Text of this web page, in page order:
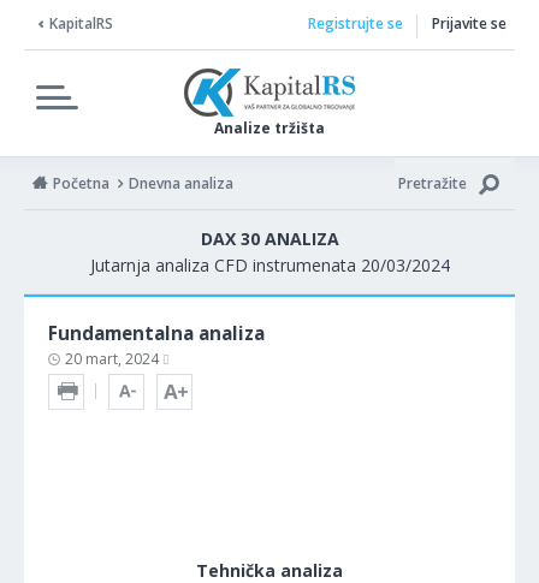
KapitalRS
Analize tržišta
Registrujte se Prijavite se
Početna Dnevna analiza Pretražite
DAX 30 ANALIZA
Jutarnja analiza CFD instrumenata 20/03/2024
Fundamentalna analiza
20 mart, 2024
Tehnička analiza